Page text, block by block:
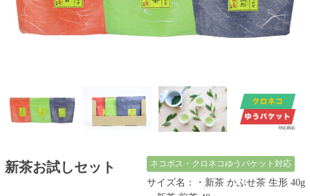
新茶お試しセット ネコポス・クロネコゆうパケット対応
サイズ名：・新茶 かぶせ茶 生形 40g